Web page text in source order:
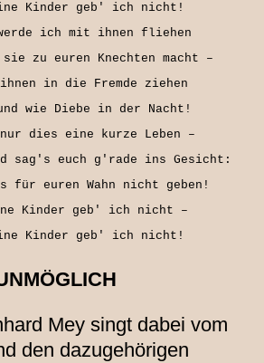
Kinder geb' ich nicht!
ich mit ihnen fliehen
zu euren Knechten macht –
in die Fremde ziehen
wie Diebe in der Nacht!
dies eine kurze Leben –
sag's euch g'rade ins Gesicht:
für euren Wahn nicht geben!
Kinder geb' ich nicht –
Kinder geb' ich nicht!
Mey singt dabei vom
den dazugehörigen